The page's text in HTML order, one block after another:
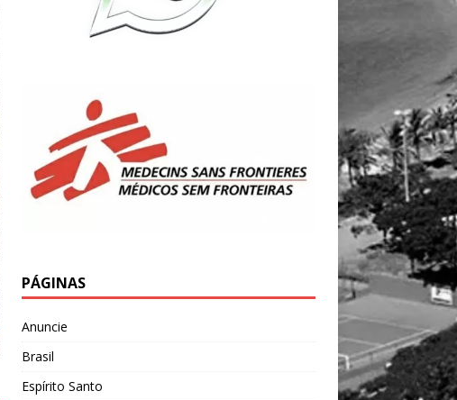
PÁGINAS
Anuncie
Brasil
Espírito Santo